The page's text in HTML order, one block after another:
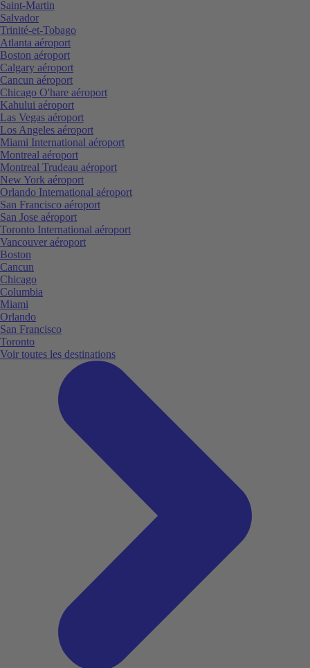
Saint-Martin
Salvador
Trinité-et-Tobago
Atlanta aéroport
Boston aéroport
Calgary aéroport
Cancun aéroport
Chicago O'hare aéroport
Kahului aéroport
Las Vegas aéroport
Los Angeles aéroport
Miami International aéroport
Montreal aéroport
Montreal Trudeau aéroport
New York aéroport
Orlando International aéroport
San Francisco aéroport
San Jose aéroport
Toronto International aéroport
Vancouver aéroport
Boston
Cancun
Chicago
Columbia
Miami
Orlando
San Francisco
Toronto
Voir toutes les destinations